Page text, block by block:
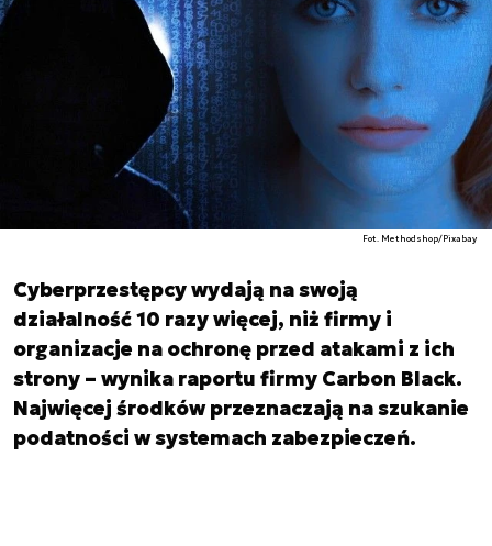
Fot. Methodshop/Pixabay
Cyberprzestępcy wydają na swoją
działalność 10 razy więcej, niż firmy i
organizacje na ochronę przed atakami z ich
strony – wynika raportu firmy Carbon Black.
Najwięcej środków przeznaczają na szukanie
podatności w systemach zabezpieczeń.